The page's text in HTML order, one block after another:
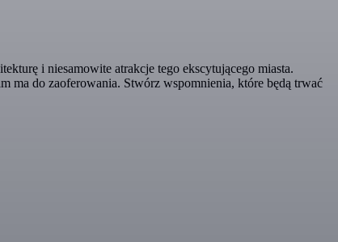
i niesamowite atrakcje tego ekscytującego miasta.
ma do zaoferowania. Stwórz wspomnienia, które będą trwać